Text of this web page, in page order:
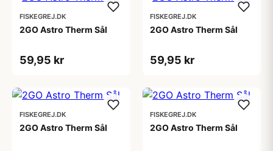
FISKEGREJ.DK
2GO Astro Therm Sål
59,95 kr
FISKEGREJ.DK
2GO Astro Therm Sål
59,95 kr
FISKEGREJ.DK
2GO Astro Therm Sål
FISKEGREJ.DK
2GO Astro Therm Sål